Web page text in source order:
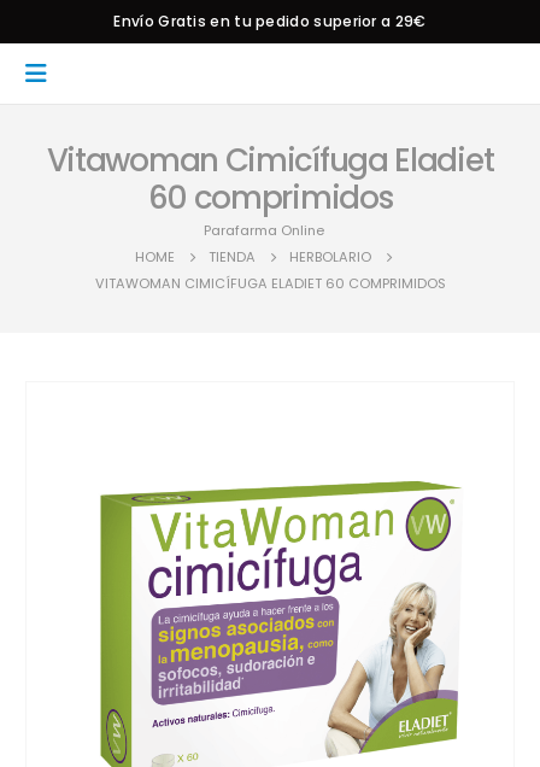
Envío Gratis en tu pedido superior a 29€
Vitawoman Cimicífuga Eladiet
60 comprimidos
Parafarma Online
HOME
TIENDA
HERBOLARIO
VITAWOMAN CIMICÍFUGA ELADIET 60 COMPRIMIDOS